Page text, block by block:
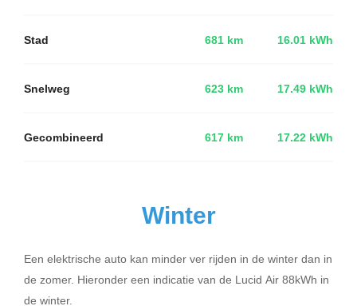
Stad 681 km 16.01 kWh
Snelweg 623 km 17.49 kWh
Gecombineerd 617 km 17.22 kWh
Winter
Een elektrische auto kan minder ver rijden in de winter dan in
de zomer. Hieronder een indicatie van de Lucid Air 88kWh in
de winter.